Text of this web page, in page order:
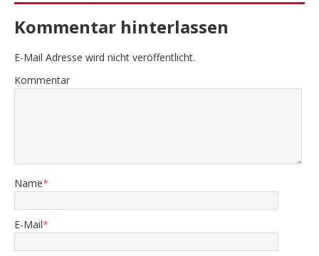
Kommentar hinterlassen
E-Mail Adresse wird nicht veröffentlicht.
Kommentar
Name*
E-Mail*